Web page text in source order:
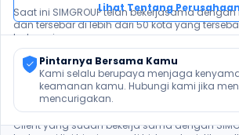
Saat ini SIMGROUP telah bekerjasama
dan tersebar di lebih dari 50 kota yang
Indonesia.
SIMGROUP berkomitmen untuk selalu
pekerjaan kepada seluruh jobseeker untuk
yang bekerja sama dengan proses rekrutmen
tidak ada biaya apapun.
Client yang sudah bekerja sama dengan
Lihat Tentang Perusahaan
Pintarnya Bersama Kamu
Kami selalu berupaya menjaga
keamanan kamu. Hubungi kami jika
mencurigakan.